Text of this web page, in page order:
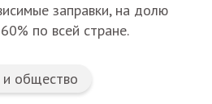
заправки, на долю
по всей стране.
и общество